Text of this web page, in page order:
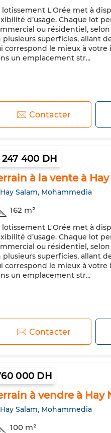
lotissement L'Orée met à
d’usage. Chaque lot
ou résidentiel,
plusieurs superficies, allant
correspond le mieux à
un emplacement str...
Contacter
247 400 DH
à la vente à
Hay Salam, Mohammedia
162 m²
lotissement L'Orée met à
d’usage. Chaque lot
ou résidentiel,
plusieurs superficies, allant
correspond le mieux à
un emplacement str...
Contacter
000 DH
à vendre à Hay
Hay Salam, Mohammedia
100 m²